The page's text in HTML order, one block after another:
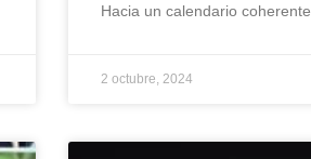
Hacia un calendario coherente.
2 octubre, 2024